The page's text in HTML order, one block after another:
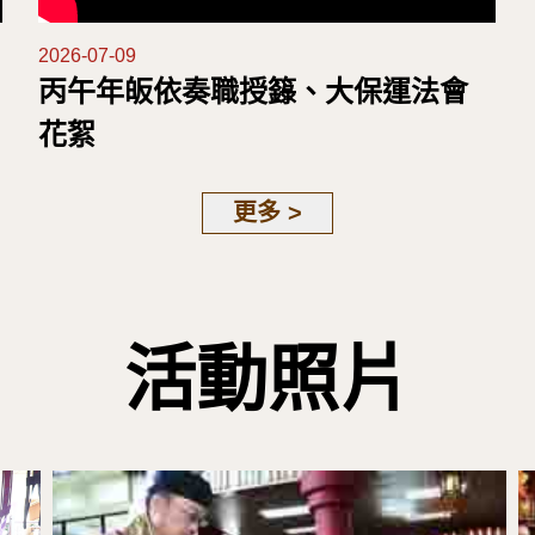
2026-07-09
丙午年皈依奏職授籙、大保運法會
花絮
更多 >
活動照片